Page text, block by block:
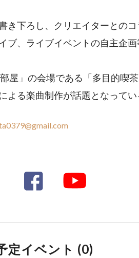
き下ろし、クリエイターとの
ブ、ライブイベントの自主企
屋」の会場である「多目的喫
よる楽曲制作が話題となって
定イベント (0)